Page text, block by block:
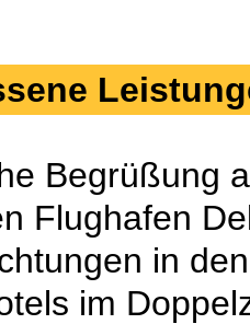
Begrüßung
Flughafen
in den
im